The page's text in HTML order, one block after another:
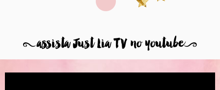
8assista Just Lia TV no youtube9